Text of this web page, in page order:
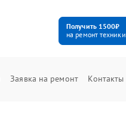
Получить 1500₽
на ремонт техники
Заявка на ремонт Контакты